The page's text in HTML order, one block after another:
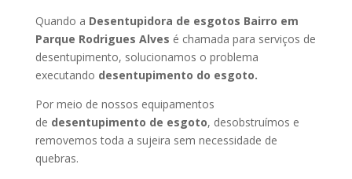
Quando a Desentupidora de esgotos Bairro em
Parque Rodrigues Alves é chamada para serviços de
desentupimento, solucionamos o problema
executando desentupimento do esgoto.
Por meio de nossos equipamentos
de desentupimento de esgoto, desobstruímos e
removemos toda a sujeira sem necessidade de
quebras.